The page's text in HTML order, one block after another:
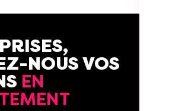
NOUS VOS
EN